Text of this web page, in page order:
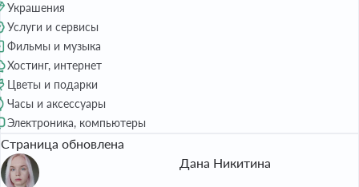
Украшения
Услуги и сервисы
Фильмы и музыка
Хостинг, интернет
Цветы и подарки
Часы и аксессуары
Электроника, компьютеры
Страница обновлена
Дана Никитина